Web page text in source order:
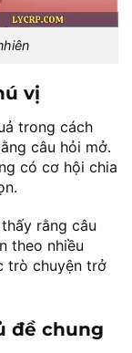
vị
trong cách
câu hỏi mở.
có cơ hội chia
rằng câu
theo nhiều
trò chuyện trở
đề chung